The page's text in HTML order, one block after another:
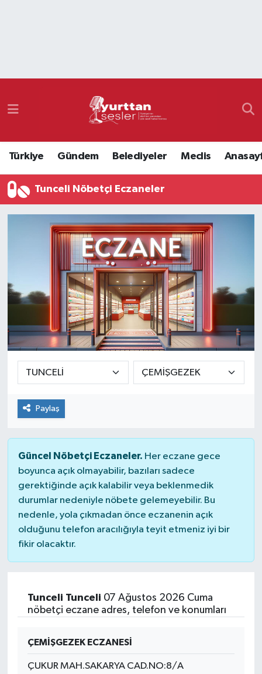
Türkiye Gündem Belediyeler Meclis
Tunceli Nöbetçi Eczaneler
Paylaş
Güncel Nöbetçi Eczaneler. Her eczane gece
boyunca açık olmayabilir, bazıları sadece
gerektiğinde açık kalabilir veya beklenmedik
durumlar nedeniyle nöbete gelemeyebilir. Bu
nedenle, yola çıkmadan önce eczanenin açık
olduğunu telefon aracılığıyla teyit etmeniz iyi bir
fikir olacaktır.
Tunceli Tunceli 07 Ağustos 2026 Cuma
nöbetçi eczane adres, telefon ve konumları
ÇEMİŞGEZEK ECZANESİ
ÇUKUR MAH.SAKARYA CAD.NO:8/A
Namaz Vakitleri
Süper Lig Puan Durumu ve Fikstür
Tüm Manşetler
Son Dakika Haberleri
Haber Arşivi